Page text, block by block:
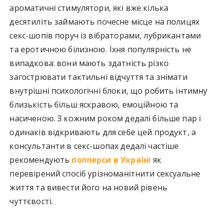
ароматичні стимулятори, які вже кілька
десятиліть займають почесне місце на полицях
секс-шопів поруч із вібраторами, лубрикантами
та еротичною білизною. Їхня популярність не
випадкова: вони мають здатність різко
загострювати тактильні відчуття та знімати
внутрішні психологічні блоки, що робить інтимну
близькість більш яскравою, емоційною та
насиченою. З кожним роком дедалі більше пар і
одинаків відкривають для себе цей продукт, а
консультанти в секс-шопах дедалі частіше
рекомендують попперси в Україні як
перевірений спосіб урізноманітнити сексуальне
життя та вивести його на новий рівень
чуттєвості.